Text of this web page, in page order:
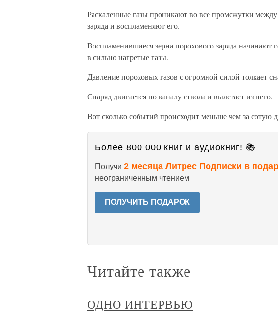
Раскаленные газы проникают во все промежутки
заряда и воспламеняют его.
Воспламенившиеся зерна порохового заряда начинают
в сильно нагретые газы.
Давление пороховых газов с огромной силой толкает
Снаряд двигается по каналу ствола и вылетает из него.
Вот сколько событий происходит меньше чем за сотую
Более 800 000 книг и аудиокниг! 📚
Получи 2 месяца Литрес Подписки в
неограниченным чтением
ПОЛУЧИТЬ ПОДАРОК
Читайте также
ОДНО ИНТЕРВЬЮ